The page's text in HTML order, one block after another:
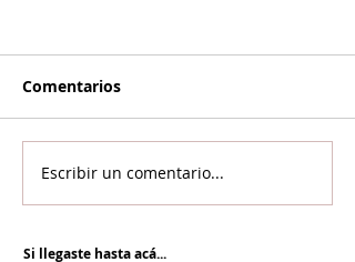
Comentarios
Escribir un comentario...
Si llegaste hasta acá...